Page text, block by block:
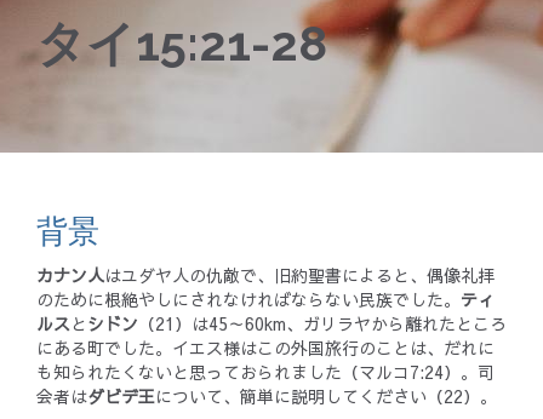
タイ15:21-28
背景
カナン人はユダヤ人の仇敵で、旧約聖書によると、偶像礼拝
のために根絶やしにされなければならない民族でした。 ティ
ルス と シドン （21）は45～60km、ガリラヤから離れたところ
にある町でした。イエス様はこの外国旅行のことは、だれに
も知られたくないと思っておられました（マルコ7:24）。司
会者はダビデ王について、簡単に説明してください（22）。